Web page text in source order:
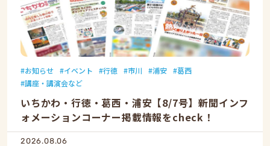
お知らせ イベント 行徳 市川 浦安
葛西
講座・講演会など
いちかわ・行徳・葛西・浦安【8/7号】新聞インフ
ォメーションコーナー掲載情報をcheck！
2026.08.06